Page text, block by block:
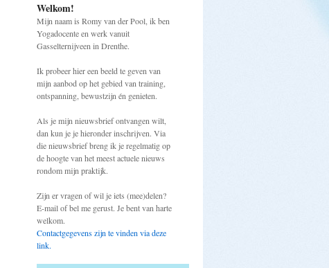
Welkom!
Mijn naam is Romy van der Pool, ik ben
Yogadocente en werk vanuit
Gasselternijveen in Drenthe.
Ik probeer hier een beeld te geven van
mijn aanbod op het gebied van training,
ontspanning, bewustzijn én genieten.
Als je mijn nieuwsbrief ontvangen wilt,
dan kun je je hieronder inschrijven. Via
die nieuwsbrief breng ik je regelmatig op
de hoogte van het meest actuele nieuws
rondom mijn praktijk.
Zijn er vragen of wil je iets (mee)delen?
E-mail of bel me gerust. Je bent van harte
welkom.
Contactgegevens zijn te vinden via deze
link.